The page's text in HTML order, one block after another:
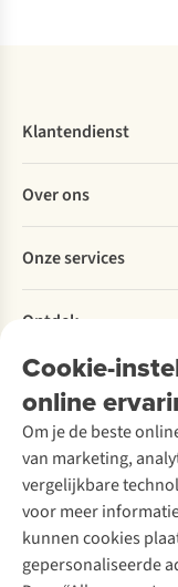
Cookie-
online
Om je de beste
van marketing,
vergelijkbare
voor meer
kunnen cookies
gepersonaliseerde
Klantendienst
Bestellen
Betalen
Levering
Retourneren
Bestelling herroepen
Garantie
Contact
Over ons
Explore More
Verantwoord
Over Ayacucho
Onze winkels
Over A.S.Adventure
Onze services
Ski-onderhoud
Wasservice
Schoenonderhoud
Schoenherstelling
Kledingherstelling
Retouches
Voor bedrijven
Ontdek
A.S.Magazine
Podcast
Explore Academy
Explore Camp
Gear Check
Inspiratie & advies
Meld je aan voor de